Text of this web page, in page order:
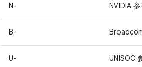
N- NVIDIA
B-
U- UNISOC